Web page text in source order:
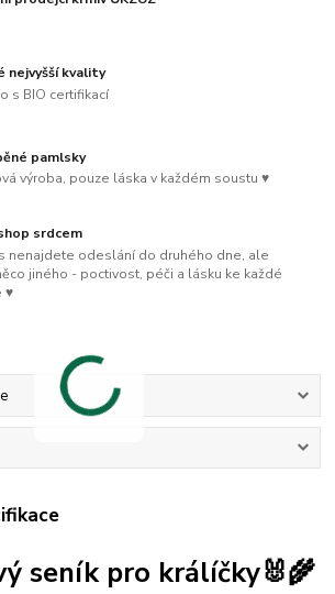
nejvyšší kvality
s BIO certifikací
pamlsky
výroba, pouze láska v každém soustu ♥
srdcem
nenajdete odeslání do druhého dne, ale
jiného - poctivost, péči a lásku ke každé
♥
seník pro králíčky🐰🌾